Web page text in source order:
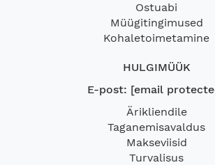
Ostuabi
Müügitingimused
Kohaletoimetamine
HULGIMÜÜK
E-post: [email
Ärikliendile
Taganemisavaldus
Makseviisid
Turvalisus